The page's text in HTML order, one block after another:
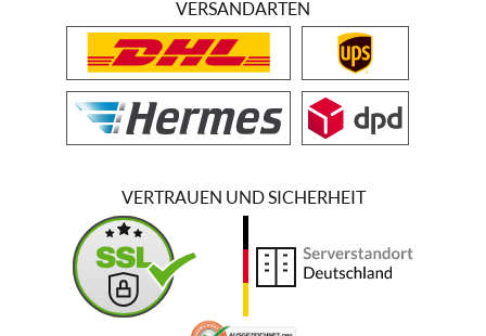
VERSANDARTEN
VERTRAUEN UND SICHERHEIT